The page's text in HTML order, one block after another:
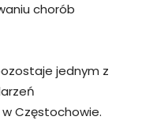
chorób
jednym z
Częstochowie.